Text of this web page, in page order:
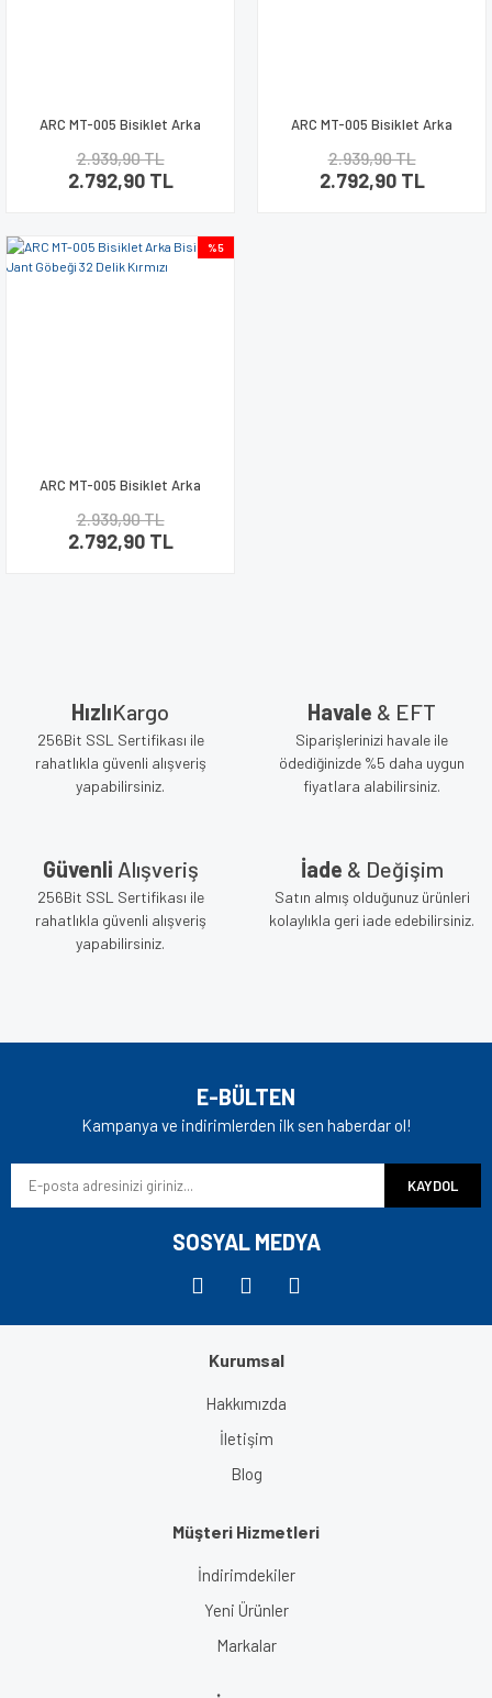
ARC MT-005 Bisiklet Arka
Rainbow
2.939,90 TL
2.792,90 TL
ARC MT-005 Bisiklet Arka
Siyah
2.939,90 TL
2.792,90 TL
%5
ARC MT-005 Bisiklet Arka
Kırmızı
2.939,90 TL
2.792,90 TL
HızlıKargo
256Bit SSL Sertifikası ile
rahatlıkla güvenli alışveriş
yapabilirsiniz.
Havale & EFT
Siparişlerinizi havale ile
ödediğinizde %5 daha uygun
fiyatlara alabilirsiniz.
Güvenli Alışveriş
256Bit SSL Sertifikası ile
rahatlıkla güvenli alışveriş
yapabilirsiniz.
İade & Değişim
Satın almış olduğunuz ürünleri
kolaylıkla geri iade edebilirsiniz.
E-BÜLTEN
Kampanya ve indirimlerden ilk sen haberdar ol!
KAYDOL
SOSYAL MEDYA
Kurumsal
Hakkımızda
İletişim
Blog
Müşteri Hizmetleri
İndirimdekiler
Yeni Ürünler
Markalar